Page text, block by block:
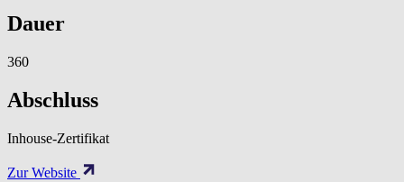
Dauer
360
Abschluss
Inhouse-Zertifikat
Zur Website